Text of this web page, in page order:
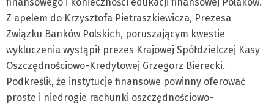
finansowego i konieczności edukacji finansowej Polaków.
Z apelem do Krzysztofa Pietraszkiewicza, Prezesa
Związku Banków Polskich, poruszającym kwestie
wykluczenia wystąpił prezes Krajowej Spółdzielczej Kasy
Oszczędnościowo-Kredytowej Grzegorz Bierecki.
Podkreślił, że instytucje finansowe powinny oferować
proste i niedrogie rachunki oszczędnościowo-